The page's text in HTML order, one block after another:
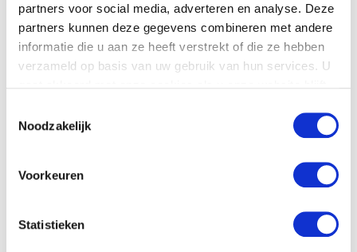
partners voor social media, adverteren en analyse. Deze
partners kunnen deze gegevens combineren met andere
informatie die u aan ze heeft verstrekt of die ze hebben
verzameld op basis van uw gebruik van hun services. U
Noodzakelijk
Voorkeuren
Statistieken